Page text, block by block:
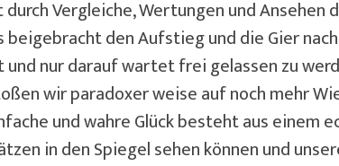
Vergleiche, Wertungen und Ansehen
den Aufstieg und die Gier
und nur darauf wartet frei gelassen zu
wir paradoxer weise auf noch mehr
und wahre Glück besteht aus einem
in den Spiegel sehen können und